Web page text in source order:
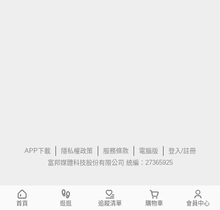
APP下載 隱私權政策 服務條款 電腦版
登入/註冊
富邦媒體科技股份有限公司 統編：27365925
首頁 逛逛 追蹤清單 購物車 會員中心